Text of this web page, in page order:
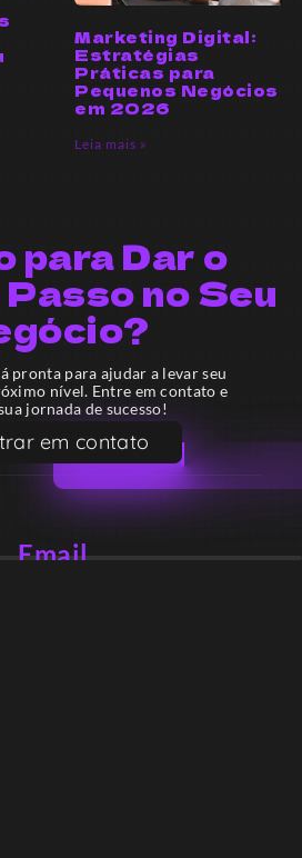
Marketing Digital:
Estratégias
Práticas para
Pequenos Negócios
em 2026
Leia mais »
para Dar o
no Seu
pronta para ajudar a levar seu
nível. Entre em contato e
jornada de sucesso!
em contato
Email